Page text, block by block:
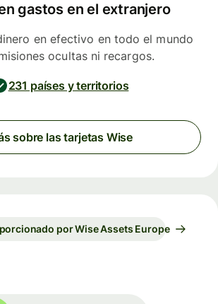
gastos en el extranjero
en efectivo en todo el mundo
ocultas ni recargos.
231 países y territorios
sobre las tarjetas Wise
por Wise Assets Europe